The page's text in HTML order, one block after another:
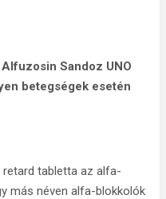
Sandoz UNO
betegségek esetén
retard tabletta az alfa-
más néven alfa-blokkolók